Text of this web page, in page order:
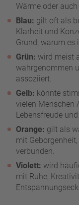
Wärme oder
Blau: gilt oft als
Klarheit und
Grund, warum es
Grün: wird meist
wahrgenommen
assoziiert.
Gelb: könnte
vielen Menschen
Lebensfreude
Orange: gilt als
mit
verbunden.
Violett: wird
mit Ruhe,